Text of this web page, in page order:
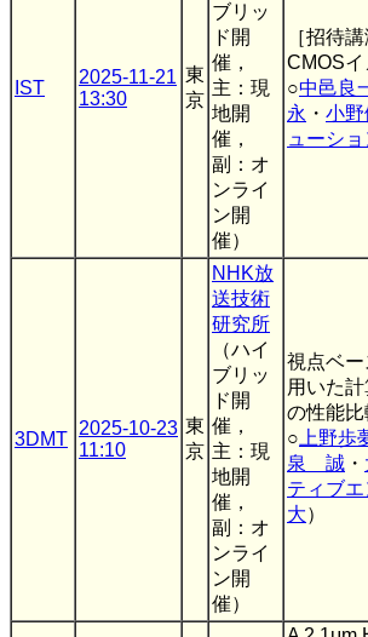
IST
2025-11-21
13:30
東
京
ブリッ
ド開
催，
主：現
地開
催，
副：オ
ンライ
ン開
催）
［招待
CMOS
○中邑良
永 ・ 小野
ューシ
3DMT
2025-10-23
11:10
東
京
NHK放
送技術
研究所
（ハイ
ブリッ
ド開
催，
主：現
地開
催，
副：オ
ンライ
ン開
催）
視点ベ
用いた
の性能比
○ 上野歩
泉 誠 ・
ティブ
大）